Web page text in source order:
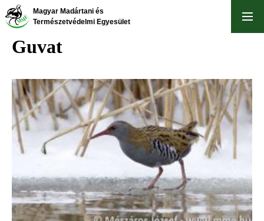
Ugrás
Magyar Madártani és
Természetvédelmi Egyesület
Guvat